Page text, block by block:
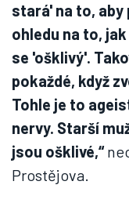
stará' na to, aby
ohledu na to,
se 'ošklivý'.
pokaždé, když
Tohle je to
nervy. Starší
jsou ošklivé,“
Prostějova.